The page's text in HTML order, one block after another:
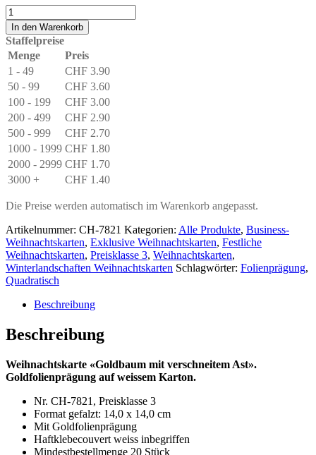
Weihnachtskarte
«Goldbaum
mit
verschneitem
Ast»
Menge
In den Warenkorb
Staffelpreise
Menge
Preis
1 - 49
CHF 3.90
50 - 99
CHF 3.60
100 - 199
CHF 3.00
200 - 499
CHF 2.90
500 - 999
CHF 2.70
1000 - 1999 CHF 1.80
2000 - 2999 CHF 1.70
3000 +
CHF 1.40
Die Preise werden automatisch im Warenkorb angepasst.
Artikelnummer: CH-7821 Kategorien: Alle Produkte, Business-
Weihnachtskarten, Exklusive Weihnachtskarten, Festliche
Weihnachtskarten, Preisklasse 3, Weihnachtskarten,
Winterlandschaften Weihnachtskarten Schlagwörter: Folienprägung,
Quadratisch
Beschreibung
Beschreibung
Weihnachtskarte «Goldbaum mit verschneitem Ast».
Goldfolienprägung auf weissem Karton.
Nr. CH-7821, Preisklasse 3
Format gefalzt: 14,0 x 14,0 cm
Mit Goldfolienprägung
Haftklebecouvert weiss inbegriffen
Mindestbestellmenge 20 Stück